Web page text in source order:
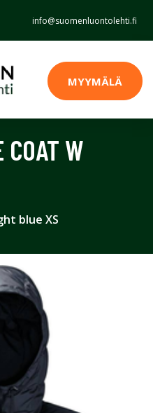
info@suomenluontolehti.fi
MYYMÄLÄ
COAT W
blue XS